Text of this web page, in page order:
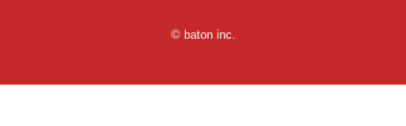
© baton inc.